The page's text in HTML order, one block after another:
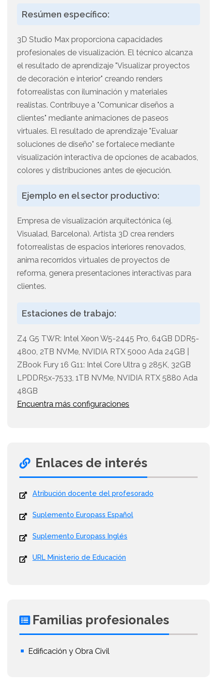
Resúmen específico:
3D Studio Max proporciona capacidades
profesionales de visualización. El técnico alcanza
el resultado de aprendizaje "Visualizar proyectos
de decoración e interior" creando renders
fotorrealistas con iluminación y materiales
realistas. Contribuye a "Comunicar diseños a
clientes" mediante animaciones de paseos
virtuales. El resultado de aprendizaje "Evaluar
soluciones de diseño" se fortalece mediante
visualización interactiva de opciones de acabados,
colores y distribuciones antes de ejecución.
Ejemplo en el sector productivo:
Empresa de visualización arquitectónica (ej.
Visualad, Barcelona). Artista 3D crea renders
fotorrealistas de espacios interiores renovados,
anima recorridos virtuales de proyectos de
reforma, genera presentaciones interactivas para
clientes.
Estaciones de trabajo:
Z4 G5 TWR: Intel Xeon W5-2445 Pro, 64GB DDR5-
4800, 2TB NVMe, NVIDIA RTX 5000 Ada 24GB |
ZBook Fury 16 G11: Intel Core Ultra 9 285K, 32GB
LPDDR5x-7533, 1TB NVMe, NVIDIA RTX 5880 Ada
48GB
Encuentra más configuraciones
Enlaces de interés
Atribución docente del profesorado
Suplemento Europass Español
Suplemento Europass Inglés
URL Ministerio de Educación
Familias profesionales
Edificación y Obra Civil